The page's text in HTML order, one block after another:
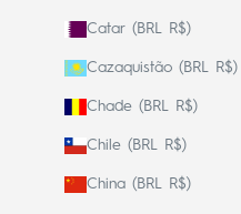
Catar (BRL R$)
Cazaquistão (BRL R$)
Chade (BRL R$)
Chile (BRL R$)
China (BRL R$)